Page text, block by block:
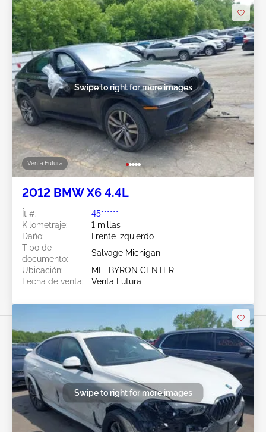
Venta Futura
Swipe to right for more images
2012 BMW X6 4.4L
Ít #:
45******
Kilometraje:
1 millas
Daño:
Frente izquierdo
Tipo de
documento:
Salvage Michigan
Ubicación:
MI - BYRON CENTER
Fecha de venta:
Venta Futura
Swipe to right for more images